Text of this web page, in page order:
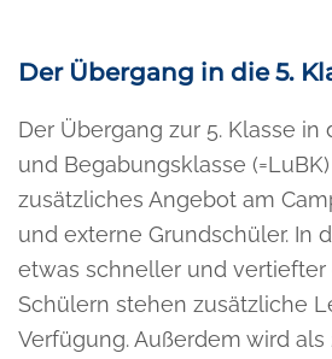
Der Übergang in die 5.
Der Übergang zur 5. Klasse in
und Begabungsklasse
zusätzliches Angebot am
und externe Grundschüler. In
etwas schneller und
Schülern stehen zusätzliche
Verfügung. Außerdem wird als